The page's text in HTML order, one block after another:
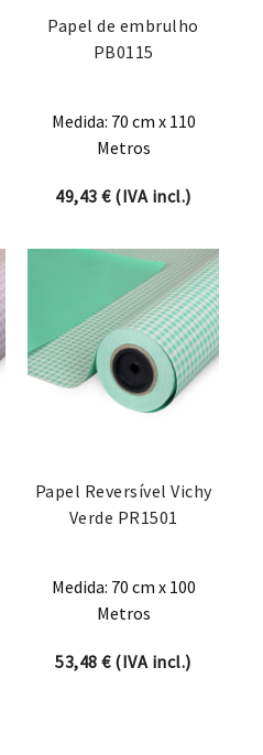
Papel de embrulho
PB0115
Medida: 70 cm x 110
Metros
49,43€(IVA incl.)
Papel Reversível Vichy
Verde PR1501
Medida: 70 cm x 100
Metros
53,48€(IVA incl.)